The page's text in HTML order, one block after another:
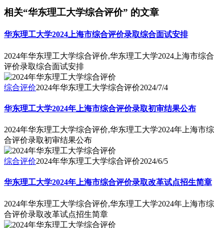
相关“华东理工大学综合评价” 的文章
华东理工大学2024上海市综合评价录取综合面试安排
2024年华东理工大学综合评价,华东理工大学2024上海市综合
评价录取综合面试安排
综合评价2024年华东理工大学综合评价2024/7/4
华东理工大学2024年上海市综合评价录取初审结果公布
2024年华东理工大学综合评价,华东理工大学2024年上海市综
合评价录取初审结果公布
综合评价2024年华东理工大学综合评价2024/6/5
华东理工大学2024年上海市综合评价录取改革试点招生简章
2024年华东理工大学综合评价,华东理工大学2024年上海市综
合评价录取改革试点招生简章